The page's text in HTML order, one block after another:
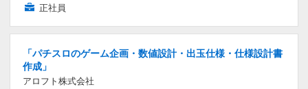
正社員
「パチスロのゲーム企画・数値設計・出玉仕様・仕様設計書
作成」
アロフト株式会社